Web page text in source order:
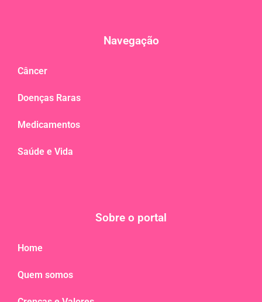
Navegação
Câncer
Doenças Raras
Medicamentos
Saúde e Vida
Sobre o portal
Home
Quem somos